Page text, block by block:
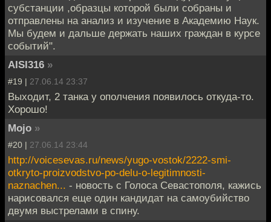
субстанции ,образцы которой были собраны и
отправлены на анализ и изучение в Академию Наук.
Мы будем и дальше держать наших граждан в курсе
событий".
AISI316 »
#19 | 27.06.14 23:37
Выходит, 2 танка у ополчения появилось откуда-то.
Хорошо!
Mojo »
#20 | 27.06.14 23:44
http://voicesevas.ru/news/yugo-vostok/2222-smi-
otkryto-proizvodstvo-po-delu-o-legitimnosti-
naznachen... - новость с Голоса Севастополя, кажись
нарисовался еще один кандидат на самоубийство
двумя выстрелами в спину.